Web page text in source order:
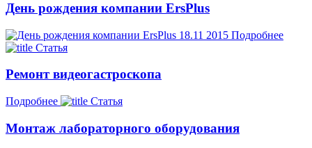
День рождения компании ErsPlus
18.11 2015 Подробнее
Статья
Ремонт видеогастроскопа
Подробнее Статья
Монтаж лабораторного оборудования